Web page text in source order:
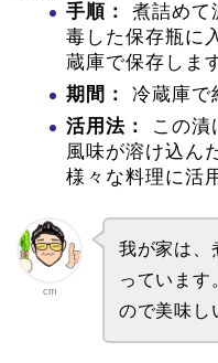
手順：
煮詰めて
毒した保存瓶に
蔵庫で保存しま
期間：
冷蔵庫で
活用法：
この漬
風味が溶け込ん
様々な料理に活
cm
我が家は、
っています
ので美味し